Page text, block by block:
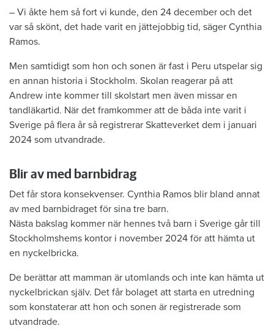
– Vi åkte hem så fort vi kunde, den 24 december och det
var så skönt, det hade varit en jättejobbig tid, säger Cynthia
Ramos.
Men samtidigt som hon och sonen är fast i Peru utspelar sig
en annan historia i Stockholm. Skolan reagerar på att
Andrew inte kommer till skolstart men även missar en
tandläkartid. När det framkommer att de båda inte varit i
Sverige på flera år så registrerar Skatteverket dem i januari
2024 som utvandrade.
Blir av med barnbidrag
Det får stora konsekvenser. Cynthia Ramos blir bland annat
av med barnbidraget för sina tre barn.
Nästa bakslag kommer när hennes två barn i Sverige går till
Stockholmshems kontor i november 2024 för att hämta ut
en nyckelbricka.
De berättar att mamman är utomlands och inte kan hämta ut
nyckelbrickan själv. Det får bolaget att starta en utredning
som konstaterar att hon och sonen är registrerade som
utvandrade.